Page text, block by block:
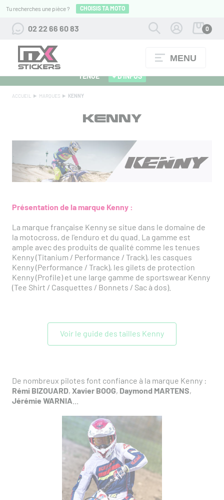
Tu recherches une pièce ? CHOISIS TA MOTO
02 22 66 60 83 0
MENU
ALPINESTARS 27 : FLOCAGE OFFERT POUR L'ACHAT D'UNE
TENUE
+ D'INFOS
ACCUEIL MARQUES KENNY
KENNY
Présentation de la marque Kenny :
La marque française Kenny se situe dans le domaine de
la motocross, de l'enduro et du quad. La gamme est
ample avec des produits de qualité comme les tenues
Kenny (Titanium / Performance / Track), les casques
Kenny (Performance / Track), les gilets de protection
Kenny (Profile) et une large gamme de sportswear Kenny
(Tee Shirt / Casquettes / Bonnets / Sac à dos).
Voir le guide des tailles Kenny
De nombreux pilotes font confiance à la marque Kenny :
Rémi BIZOUARD, Xavier BOOG, Daymond MARTENS,
Jérémie WARNIA